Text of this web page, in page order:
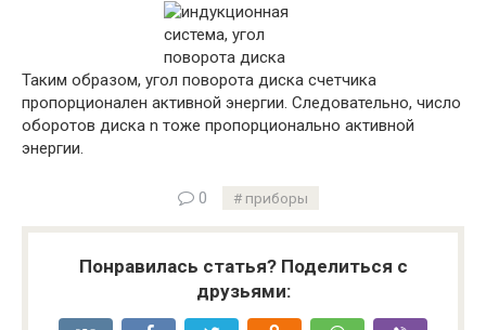
Таким образом, угол поворота диска счетчика
пропорционален активной энергии. Следовательно, число
оборотов диска n тоже пропорционально активной
энергии.
0 приборы
Понравилась статья? Поделиться с
друзьями: